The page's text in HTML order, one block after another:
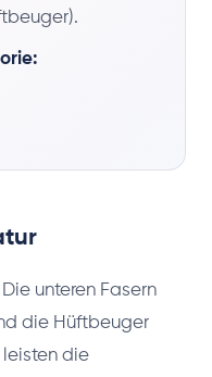
Die unteren Fasern
die Hüftbeuger
leisten die